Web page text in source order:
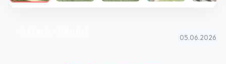
05.06.2026